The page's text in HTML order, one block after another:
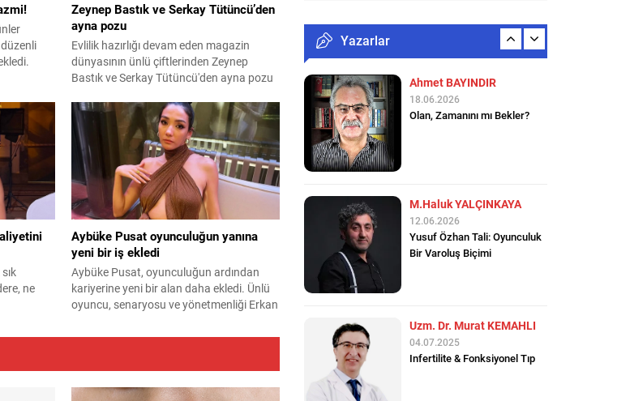
Zeynep Bastık ve Serkay Tütüncü’den
ayna pozu
Evlilik hazırlığı devam eden magazin
dünyasının ünlü çiftlerinden Zeynep
Bastık ve Serkay Tütüncü'den ayna pozu
ne
Aybüke Pusat oyunculuğun yanına
yeni bir iş ekledi
Aybüke Pusat, oyunculuğun ardından
kariyerine yeni bir alan daha ekledi. Ünlü
oyuncu, senaryosu ve yönetmenliği Erkan
hem başrolünü üstlendi hem de
geçti.
Yazarlar
M.Haluk YALÇINKAYA
12.06.2026
Yusuf Özhan Tali: Oyunculuk
Uzm. Dr. Murat KEMAHLI
04.07.2025
Infertilite & Fonksiyonel Tıp
Reyhan DEĞİRMENCİ
04.07.2025
İnsan olma halleri